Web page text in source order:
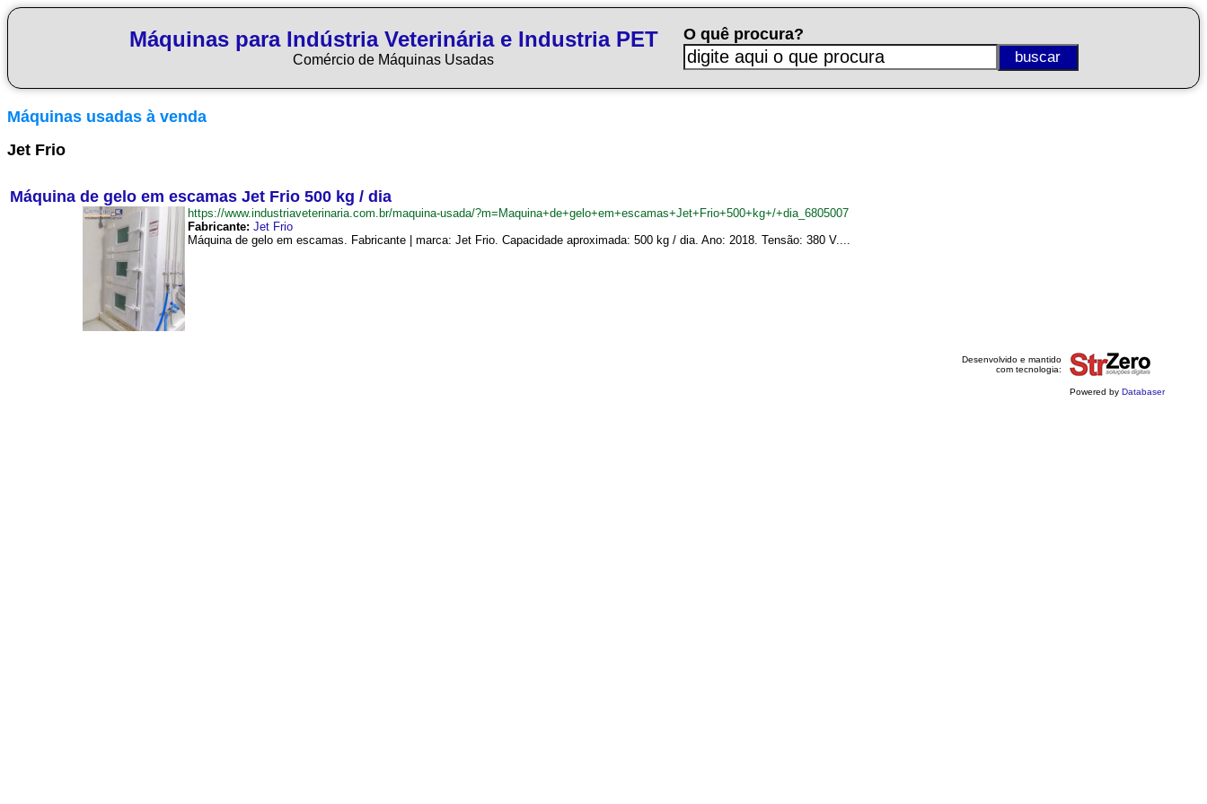
Máquinas para Indústria Veterinária e Industria PET
Comércio de Máquinas Usadas
O quê procura?
Máquinas usadas à venda
Jet Frio
Máquina de gelo em escamas Jet Frio 500 kg / dia
https://www.industriaveterinaria.com.br/maquina-usada/?m=Maquina+de+gelo+em+escamas+Jet+Frio+500+kg+/+dia_6805007
Fabricante: Jet Frio
Máquina de gelo em escamas. Fabricante | marca: Jet Frio. Capacidade aproximada: 500 kg / dia. Ano: 2018. Tensão: 380 V....
Desenvolvido e mantido
com tecnologia:
Powered by Databaser